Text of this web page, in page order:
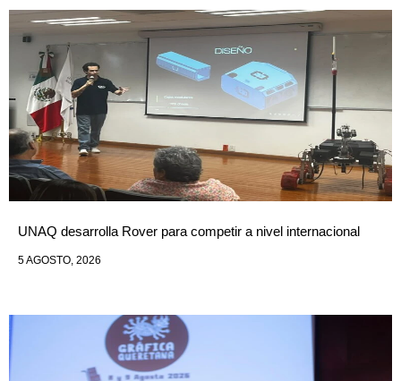
UNAQ desarrolla Rover para competir a nivel internacional
5 AGOSTO, 2026